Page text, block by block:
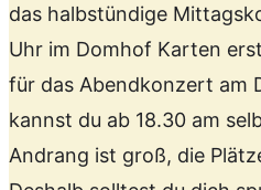
das halbstündige
Uhr im Domhof Karten
für das Abendkonzert am
kannst du ab 18.30 am
Andrang ist groß, die